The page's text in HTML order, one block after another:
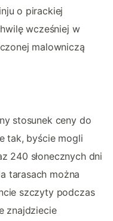
o pirackiej
wcześniej w
malowniczą
stosunek ceny do
tak, byście mogli
240 słonecznych dni
tarasach można
szczyty podczas
znajdziecie